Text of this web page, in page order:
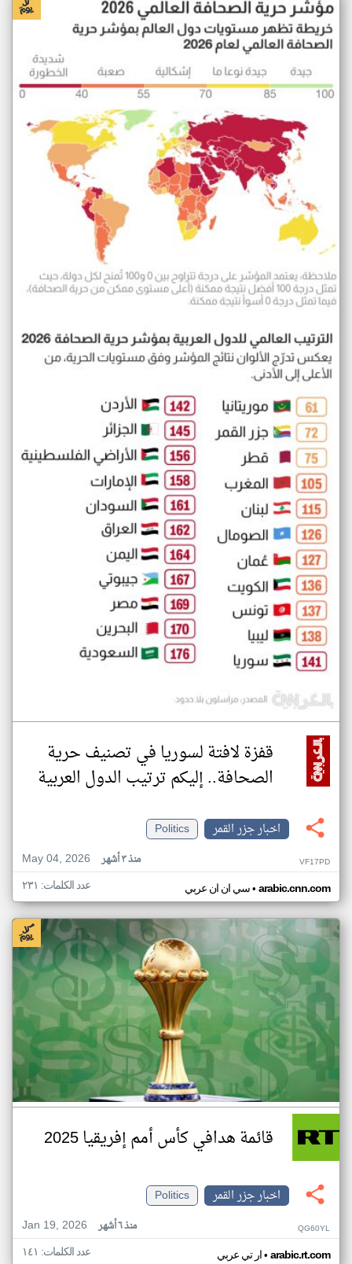
قفزة لافتة لسوريا في تصنيف حرية
الصحافة.. إليكم ترتيب الدول العربية
اخبار جزر القمر
Politics
May 04, 2026
منذ ٣ أشهر VF17PD
سي ان ان عربي• arabic.cnn.com عدد الكلمات: ٢٣١
قائمة هدافي كأس أمم إفريقيا 2025
اخبار جزر القمر
Politics
Jan 19, 2026
منذ ٦ أشهر QG60YL
ار تي عربي• arabic.rt.com عدد الكلمات: ١٤١